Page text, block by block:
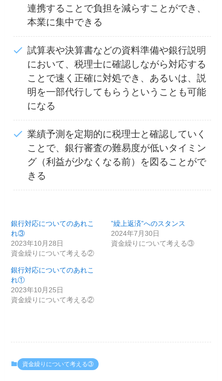
連携することで負担を減らすことができ、
本業に集中できる
試算表や決算書などの資料準備や銀行説明
において、税理士に確認しながら対応する
ことで速く正確に対処でき、あるいは、説
明を一部代行してもらうということも可能
になる
業績予測を定期的に税理士と確認していく
ことで、銀行審査の難易度が低いタイミン
グ（利益が少なくなる前）を図ることがで
きる
銀行対応についてのあれこ
れ③
2023年10月28日
資金繰りについて考える②
”繰上返済”へのスタンス
2024年7月30日
資金繰りについて考える③
銀行対応についてのあれこ
れ①
2023年10月25日
資金繰りについて考える②
資金繰りについて考える③